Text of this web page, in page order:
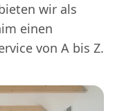
wir als
einen
von A bis Z.